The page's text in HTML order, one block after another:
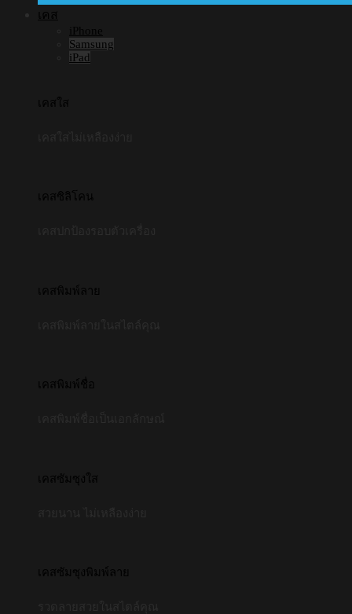
เคส
iPhone
Samsung
iPad
เคสใส
เคสซิลิโคน
เคสพิมพ์ลาย
เคสพิมพ์ชื่อ
เคสซัมซุงใส
เคสซัมซุงพิมพ์ลาย